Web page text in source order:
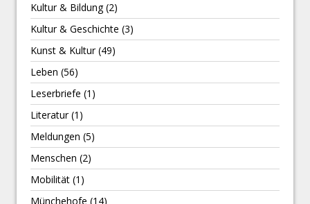
Kultur & Bildung(2)
Kultur & Geschichte (3)
Kunst & Kultur(49)
Leben (56)
Leserbriefe (1)
Literatur(1)
Meldungen (5)
Menschen (2)
Mobilität (1)
Münchehofe (14)